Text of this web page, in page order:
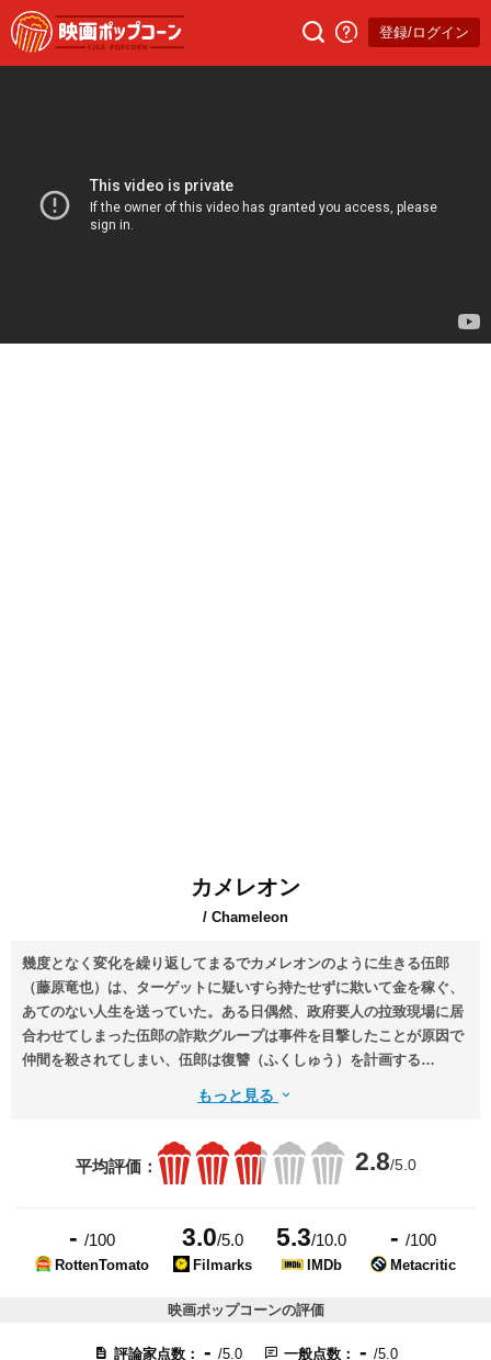
登録/ログイン
カメレオン
/ Chameleon
幾度となく変化を繰り返してまるでカメレオンのように生きる伍郎
（藤原竜也）は、ターゲットに疑いすら持たせずに欺いて金を稼ぐ、
あてのない人生を送っていた。ある日偶然、政府要人の拉致現場に居
合わせてしまった伍郎の詐欺グループは事件を目撃したことが原因で
仲間を殺されてしまい、伍郎は復讐（ふくしゅう）を計画する
もっと見る
平均評価： 2.8/5.0
- /100
RottenTomato
3.0/5.0
Filmarks
5.3/10.0
IMDb
- /100
Metacritic
映画ポップコーンの評価
評論家点数： - /5.0 一般点数： - /5.0